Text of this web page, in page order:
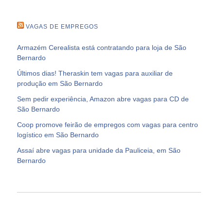
VAGAS DE EMPREGOS
Armazém Cerealista está contratando para loja de São
Bernardo
Últimos dias! Theraskin tem vagas para auxiliar de
produção em São Bernardo
Sem pedir experiência, Amazon abre vagas para CD de
São Bernardo
Coop promove feirão de empregos com vagas para centro
logístico em São Bernardo
Assaí abre vagas para unidade da Pauliceia, em São
Bernardo